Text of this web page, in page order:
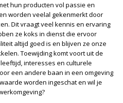
hun producten vol passie en
worden veelal gekenmerkt door
Dit vraagt veel kennis en ervaring
ze koks in dienst die ervoor
altijd goed is en blijven ze onze
Toewijding komt voort uit de
interesses en culturele
een andere baan in een omgeving
worden ingeschat en wil je